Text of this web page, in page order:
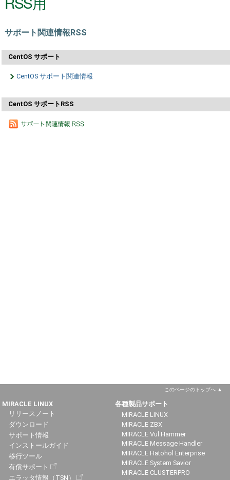
サポート関連情報RSS
CentOS サポート
CentOS サポート関連情報
CentOS サポートRSS
このページのトップへ
MIRACLE LINUX
リリースノート
ダウンロード
サポート情報
インストールガイド
移行ツール
有償サポート
エラッタ情報（TSN）
各種製品サポート
MIRACLE LINUX
MIRACLE ZBX
MIRACLE Vul Hammer
MIRACLE Message Handler
MIRACLE Hatohol Enterprise
MIRACLE System Savior
MIRACLE CLUSTERPRO